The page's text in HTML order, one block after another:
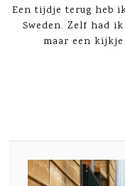
Een tijdje terug heb
Sweden. Zelf had
maar een